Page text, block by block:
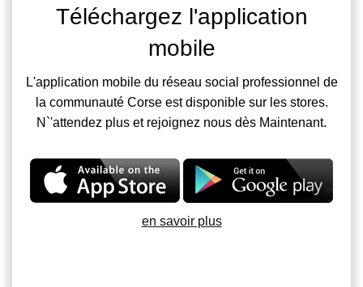
Téléchargez l'application
mobile
L'application mobile du réseau social professionnel de
la communauté Corse est disponible sur les stores.
N`'attendez plus et rejoignez nous dès Maintenant.
en savoir plus